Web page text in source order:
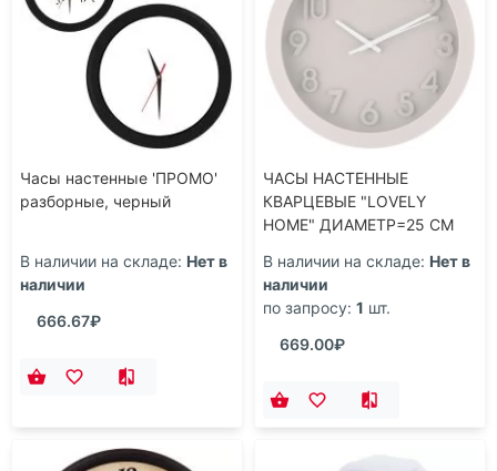
Часы настенные 'ПРОМО'
разборные, черный
В наличии на складе: Нет в
наличии
666.67₽
ЧАСЫ НАСТЕННЫЕ
КВАРЦЕВЫЕ "LOVELY
HOME" ДИАМЕТР=25 СМ
СМ. (КОР=12ШТ.)
В наличии на складе: Нет в
наличии
по запросу: 1 шт.
669.00₽